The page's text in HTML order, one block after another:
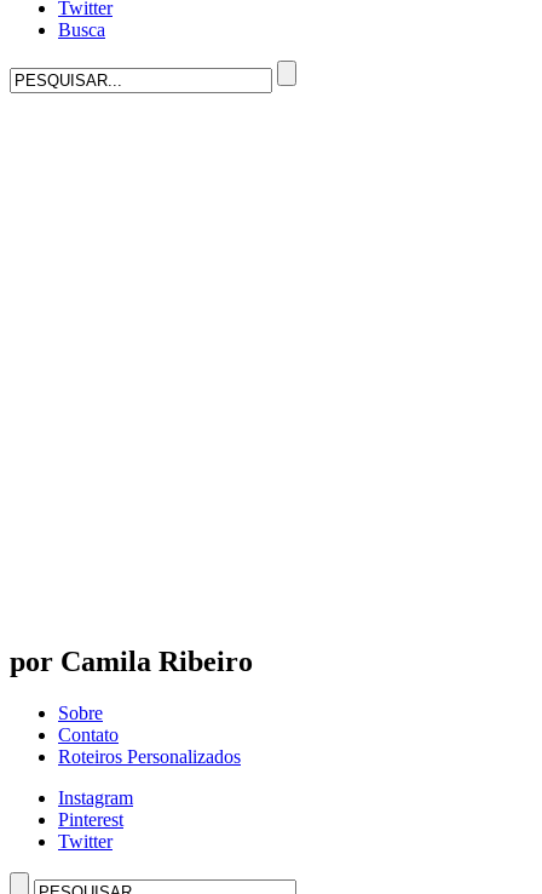
Twitter
Busca
por Camila Ribeiro
Sobre
Contato
Roteiros Personalizados
Instagram
Pinterest
Twitter